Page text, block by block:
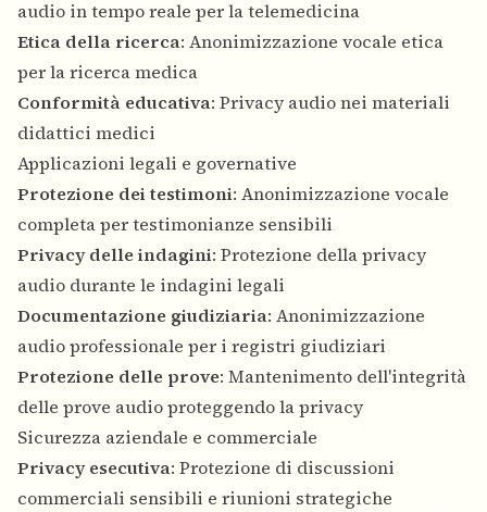
audio in tempo reale per la telemedicina
Etica della ricerca: Anonimizzazione vocale etica
per la ricerca medica
Conformità educativa: Privacy audio nei materiali
didattici medici
Applicazioni legali e governative
Protezione dei testimoni: Anonimizzazione vocale
completa per testimonianze sensibili
Privacy delle indagini: Protezione della privacy
audio durante le indagini legali
Documentazione giudiziaria: Anonimizzazione
audio professionale per i registri giudiziari
Protezione delle prove: Mantenimento dell'integrità
delle prove audio proteggendo la privacy
Sicurezza aziendale e commerciale
Privacy esecutiva: Protezione di discussioni
commerciali sensibili e riunioni strategiche